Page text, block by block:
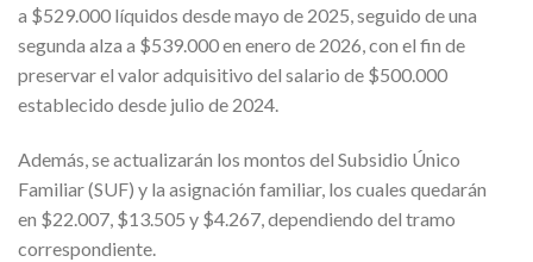
a $529.000 líquidos desde mayo de 2025, seguido de una
segunda alza a $539.000 en enero de 2026, con el fin de
preservar el valor adquisitivo del salario de $500.000
establecido desde julio de 2024.
Además, se actualizarán los montos del Subsidio Único
Familiar (SUF) y la asignación familiar, los cuales quedarán
en $22.007, $13.505 y $4.267, dependiendo del tramo
correspondiente.